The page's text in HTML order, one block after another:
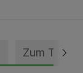
Zum Thema